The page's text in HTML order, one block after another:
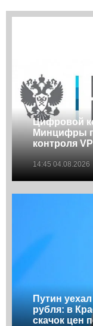
Цифровой
Минцифры
контроля
14:45 04.08.2026
Путин
рубля: в
скачок цен